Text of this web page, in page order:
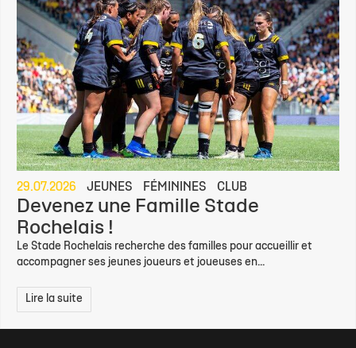
29.07.2026 JEUNES FÉMININES CLUB
Devenez une Famille Stade
Rochelais !
Le Stade Rochelais recherche des familles pour accueillir et
accompagner ses jeunes joueurs et joueuses en...
Lire la suite